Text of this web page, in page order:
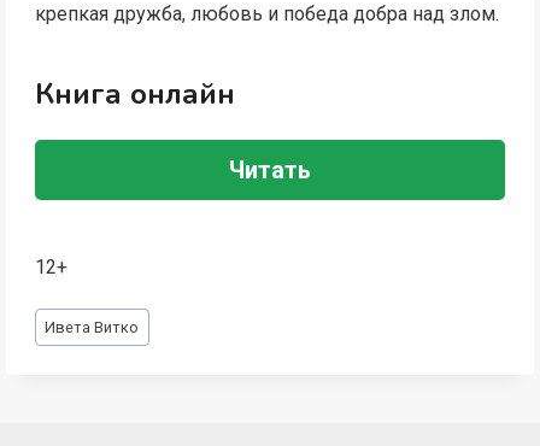
крепкая дружба, любовь и победа добра над злом.
Книга онлайн
Читать
12+
Метки
записи:
Ивета Витко